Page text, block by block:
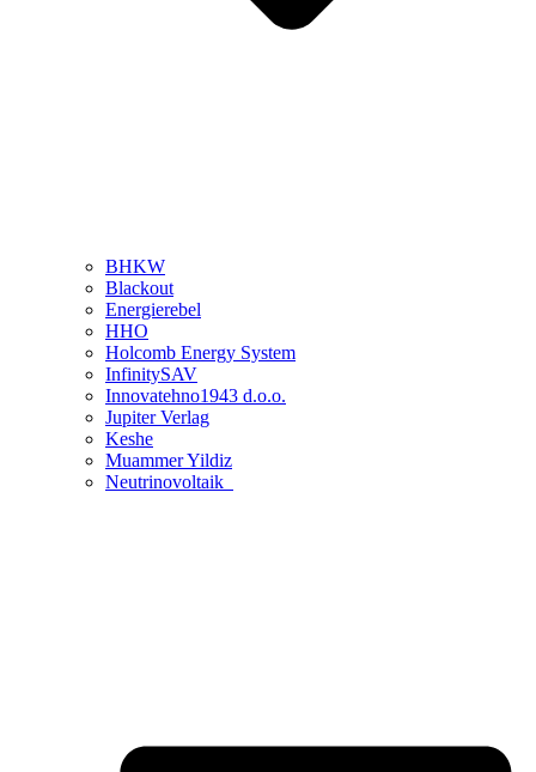
BHKW
Blackout
Energierebel
HHO
Holcomb Energy System
InfinitySAV
Innovatehno1943 d.o.o.
Jupiter Verlag
Keshe
Muammer Yildiz
Neutrinovoltaik